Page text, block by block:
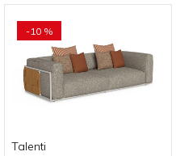
-10 %
Talenti